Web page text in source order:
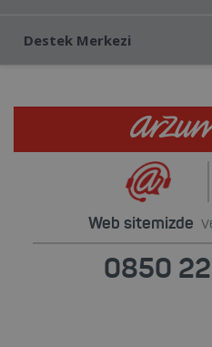
Destek Merkezi
Web sitemizde
0850